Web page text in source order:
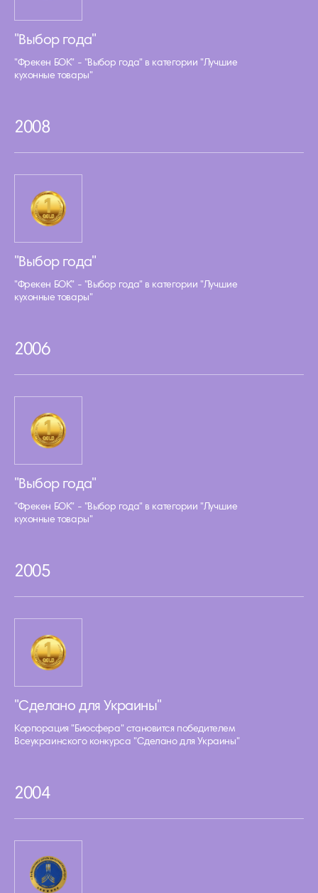
"Выбор года"
"Фрекен БОК" - "Выбор года" в категории "Лучшие
кухонные товары"
2008
"Выбор года"
"Фрекен БОК" - "Выбор года" в категории "Лучшие
кухонные товары"
2006
"Выбор года"
"Фрекен БОК" - "Выбор года" в категории "Лучшие
кухонные товары"
2005
"Сделано для Украины"
Корпорация "Биосфера" становится победителем
Всеукраинского конкурса "Сделано для Украины"
2004